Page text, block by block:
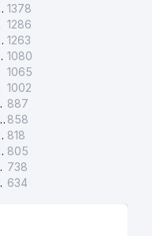
AJ 1378
1286
MA'LUMOT BYUROSI 1263
1080
1065
1002
SUDI 887
XIZMATI 858
AJ 818
изолятор 805
XIZMATI 738
SUDI 634